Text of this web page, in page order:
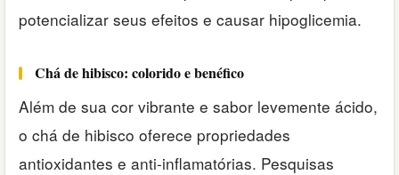
potencializar seus efeitos e causar hipoglicemia.
Chá de hibisco: colorido e benéfico
Além de sua cor vibrante e sabor levemente ácido,
o chá de hibisco oferece propriedades
antioxidantes e anti-inflamatórias. Pesquisas